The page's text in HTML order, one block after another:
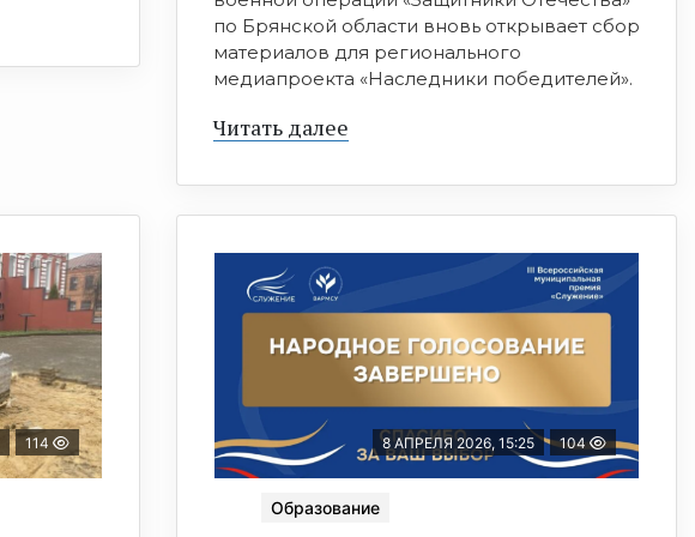
по Брянской области вновь открывает сбор
материалов для регионального
медиапроекта «Наследники победителей».
Читать далее
114 8 АПРЕЛЯ 2026, 15:25 104
Образование